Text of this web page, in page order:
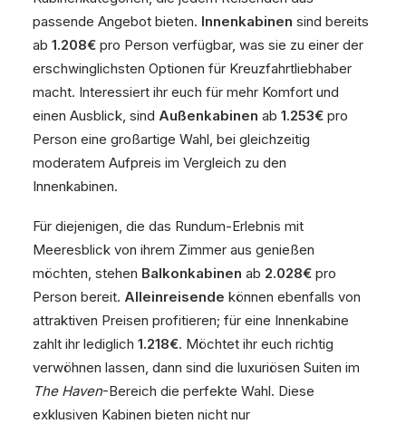
passende Angebot bieten. Innenkabinen sind bereits
ab 1.208€ pro Person verfügbar, was sie zu einer der
erschwinglichsten Optionen für Kreuzfahrtliebhaber
macht. Interessiert ihr euch für mehr Komfort und
einen Ausblick, sind Außenkabinen ab 1.253€ pro
Person eine großartige Wahl, bei gleichzeitig
moderatem Aufpreis im Vergleich zu den
Innenkabinen.
Für diejenigen, die das Rundum-Erlebnis mit
Meeresblick von ihrem Zimmer aus genießen
möchten, stehen Balkonkabinen ab 2.028€ pro
Person bereit. Alleinreisende können ebenfalls von
attraktiven Preisen profitieren; für eine Innenkabine
zahlt ihr lediglich 1.218€. Möchtet ihr euch richtig
verwöhnen lassen, dann sind die luxuriösen Suiten im
The Haven-Bereich die perfekte Wahl. Diese
exklusiven Kabinen bieten nicht nur